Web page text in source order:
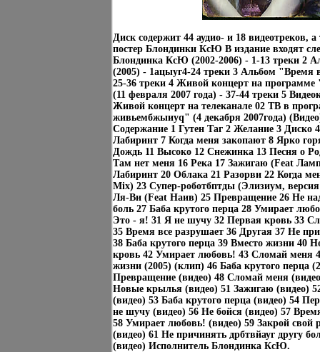
Диск содержит 44 аудио- и 18 видеотреков,
постер Блондинки КсЮ В издание входят
Блондинка КсЮ (2002-2006) - 1-13 треки 2
(2005) - 1ацыуг4-24 треки 3 Альбом "Время
25-36 треки 4 Живой концерт на
(11 февраля 2007 года) - 37-44 треки 5
Живой концерт на телеканале 02 ТВ в
живьембжыиуq" (4 декабря 2007года)
Содержание 1 Гутен Таг 2 Желание 3 Диско
Лабиринт 7 Когда меня закопают 8 Ярко
Дождь 11 Высоко 12 Снежинка 13 Песня о
Там нет меня 16 Река 17 Зажигаю (Fеat
Лабиринт 20 Облака 21 Разорви 22 Когда
Mix) 23 Супер-роботбптды (Элизиум,
Ля-Ви (Feat Наив) 25 Превращение 26 Не
боль 27 Баба крутого перца 28 Умирает
Это - я! 31 Я не шучу 32 Первая кровь 33
35 Время все разрушает 36 Другая 37 Не
38 Баба крутого перца 39 Вместо жизни 40
кровь 42 Умирает любовь! 43 Сломай меня
жизни (2005) (клип) 46 Баба крутого перца
Превращение (видео) 48 Сломай меня
Новые крылья (видео) 51 Зажигаю (видео)
(видео) 53 Баба крутого перца (видео) 54
не шучу (видео) 56 Не бойся (видео) 57
58 Умирает любовь! (видео) 59 Закрой свой
(видео) 61 Не причинять дрбтвйауг другу
(видео) Исполнитель Блондинка КсЮ.